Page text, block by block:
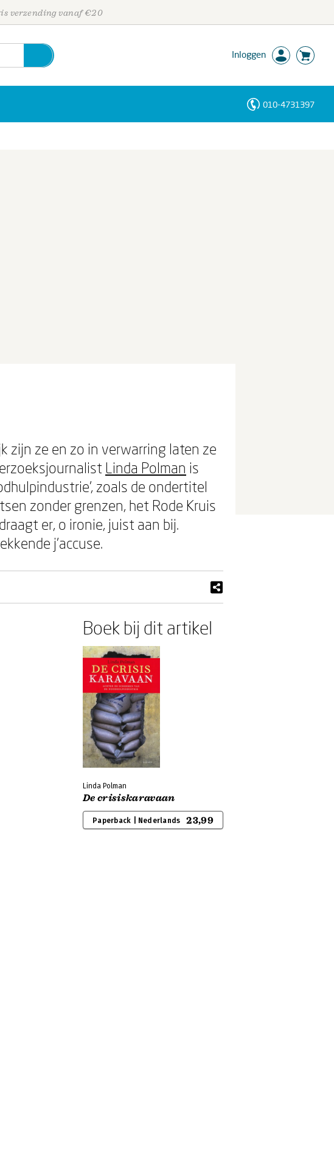
verzending vanaf €20
Inloggen
010-4731397
zijn ze en zo in verwarring laten ze
Linda Polman is
zoals de ondertitel
zonder grenzen, het Rode Kruis
er, o ironie, juist aan bij.
j’accuse.
Boek bij dit artikel
Linda Polman
De crisiskaravaan
Paperback | Nederlands 23,99
Personen